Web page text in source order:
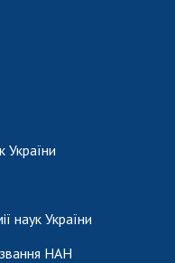
України
наук України
НАН